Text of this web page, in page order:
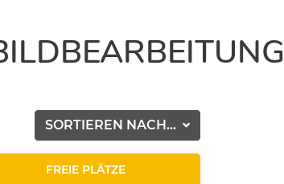
SORTIEREN NACH...
FREIE PLÄTZE